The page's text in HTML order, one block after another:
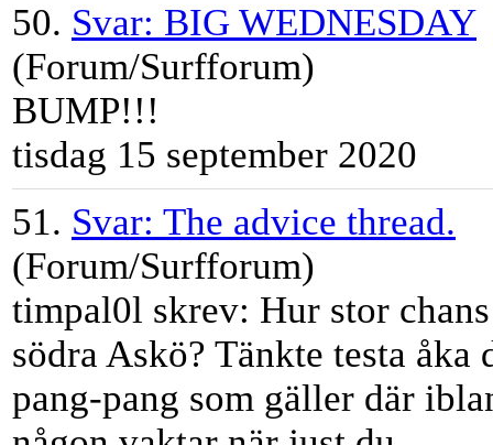
50. Svar: BIG WEDNESDAY
(Forum/Surfforum)
BUMP!!!
tisdag 15 september 2020
51. Svar: The advice thread.
(Forum/Surfforum)
timpal0l skrev: Hur stor
södra Askö? Tänkte testa
pang-pang som gäller där